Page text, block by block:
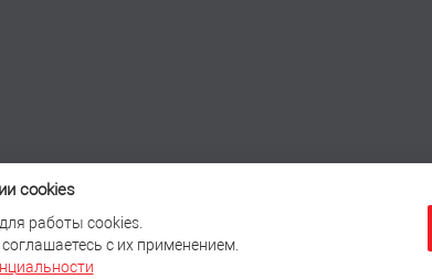
cookies
работы cookies.
с их применением.